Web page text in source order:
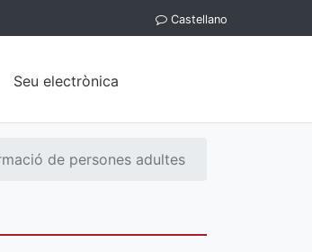
Castellano
Seu electrònica
de persones adultes